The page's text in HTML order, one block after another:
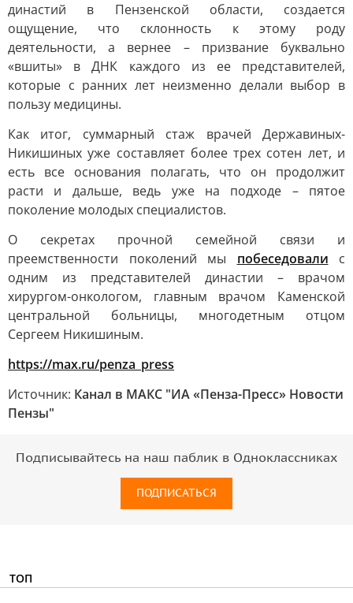
династий в Пензенской области, создается
ощущение, что склонность к этому роду
деятельности, а вернее – призвание буквально
«вшиты» в ДНК каждого из ее представителей,
которые с ранних лет неизменно делали выбор в
пользу медицины.
Как итог, суммарный стаж врачей Державиных-
Никишиных уже составляет более трех сотен лет, и
есть все основания полагать, что он продолжит
расти и дальше, ведь уже на подходе – пятое
поколение молодых специалистов.
О секретах прочной семейной связи и
преемственности поколений мы побеседовали с
одним из представителей династии – врачом
хирургом-онкологом, главным врачом Каменской
центральной больницы, многодетным отцом
Сергеем Никишиным.
https://max.ru/penza_press
Источник: Канал в МАКС "ИА «Пенза-Пресс» Новости
Пензы"
Подписывайтесь на наш паблик в Одноклассниках
ПОДПИСАТЬСЯ
ТОП